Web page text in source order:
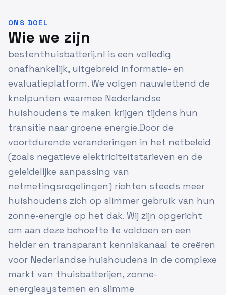
ONS DOEL
Wie we zijn
bestenthuisbatterij.nl is een volledig
onafhankelijk, uitgebreid informatie- en
evaluatieplatform. We volgen nauwlettend de
knelpunten waarmee Nederlandse
huishoudens te maken krijgen tijdens hun
transitie naar groene energie.Door de
voortdurende veranderingen in het netbeleid
(zoals negatieve elektriciteitstarieven en de
geleidelijke aanpassing van
netmetingsregelingen) richten steeds meer
huishoudens zich op slimmer gebruik van hun
zonne-energie op het dak. Wij zijn opgericht
om aan deze behoefte te voldoen en een
helder en transparant kenniskanaal te creëren
voor Nederlandse huishoudens in de complexe
markt van thuisbatterijen, zonne-
energiesystemen en slimme